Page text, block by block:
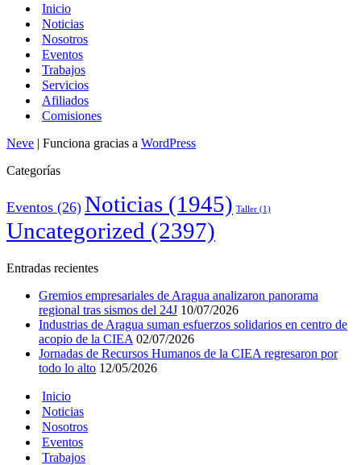
Inicio
Noticias
Nosotros
Eventos
Trabajos
Servicios
Afiliados
Comisiones
Neve | Funciona gracias a WordPress
Categorías
Eventos (26) Noticias (1945) Taller (1)
Uncategorized (2397)
Entradas recientes
Gremios empresariales de Aragua analizaron panorama
regional tras sismos del 24J 10/07/2026
Industrias de Aragua suman esfuerzos solidarios en centro de
acopio de la CIEA 02/07/2026
Jornadas de Recursos Humanos de la CIEA regresaron por
todo lo alto 12/05/2026
Inicio
Noticias
Nosotros
Eventos
Trabajos